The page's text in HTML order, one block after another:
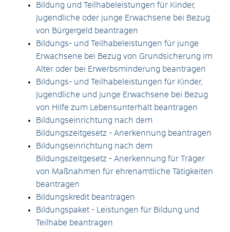
Bildung und Teilhabeleistungen für Kinder,
Jugendliche oder junge Erwachsene bei Bezug
von Bürgergeld beantragen
Bildungs- und Teilhabeleistungen für junge
Erwachsene bei Bezug von Grundsicherung im
Alter oder bei Erwerbsminderung beantragen
Bildungs- und Teilhabeleistungen für Kinder,
Jugendliche und junge Erwachsene bei Bezug
von Hilfe zum Lebensunterhalt beantragen
Bildungseinrichtung nach dem
Bildungszeitgesetz - Anerkennung beantragen
Bildungseinrichtung nach dem
Bildungszeitgesetz - Anerkennung für Träger
von Maßnahmen für ehrenamtliche Tätigkeiten
beantragen
Bildungskredit beantragen
Bildungspaket - Leistungen für Bildung und
Teilhabe beantragen